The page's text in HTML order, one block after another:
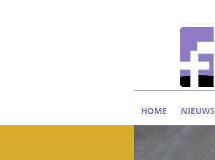
HOME NIEUWS